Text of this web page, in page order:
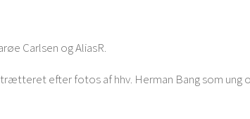
Carlsen og AliasR.
efter fotos af hhv. Herman Bang som ung